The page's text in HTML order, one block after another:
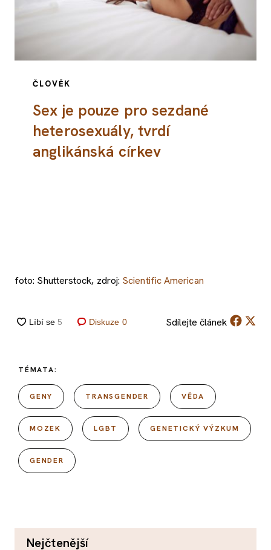
ČLOVĚK
Sex je pouze pro sezdané
heterosexuály, tvrdí
anglikánská církev
foto: Shutterstock, zdroj: Scientific American
Diskuze 0 Sdílejte článek
TÉMATA:
GENY TRANSGENDER VĚDA
MOZEK LGBT GENETICKÝ VÝZKUM
GENDER
nejčtenější